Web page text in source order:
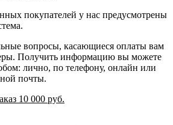
покупателей у нас предусмотрены
вопросы, касающиеся оплаты вам
Получить информацию вы можете
лично, по телефону, онлайн или
почты.
10 000 руб.